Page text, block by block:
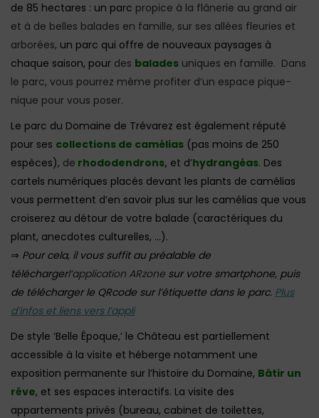
de 85 hectares : un parc propice à la flânerie au grand air
et à de belles balades en famille, sur ses allées fleuries et
arborées, un parc qui offre de nouveaux paysages à
chaque saison, pour des balades uniques en famille. Dans
le parc, vous pourrez même profiter d’un espace pique-
nique pour vous poser.
Le parc du Domaine de Trévarez est également réputé
pour ses collections de camélias (pas moins de 250
espèces), de rhododendrons, et d’hydrangéas. Des
cartels numériques placés devant les plants de camélias
vous permettent d’en savoir plus sur les camélias que vous
croiserez au détour de votre balade (caractériques du
plant, anecdotes culturelles, …).
⇒ Pour cela, il vous suffit au préalable de
téléchargerl’application ARzone sur votre smartphone, puis
de télécharger le QRcode sur l’étiquette dans le parc. Plus
d’infos et liens vers l’appli
De style ‘Belle Époque,’ le Château est partiellement
accessible à la visite et héberge notamment une
exposition permanente sur l’histoire du Domaine, Bâtir un
rêve, et ses espaces interactifs. La visite des
appartements privés (bureau, cabinet de toilettes,